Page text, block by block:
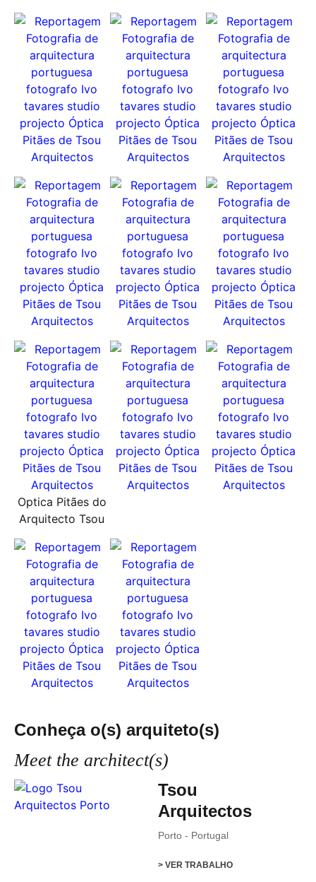
Optica Pitães do
Arquitecto Tsou
Conheça o(s) arquiteto(s)
Meet the architect(s)
Tsou
Arquitectos
Porto - Portugal
> VER TRABALHO